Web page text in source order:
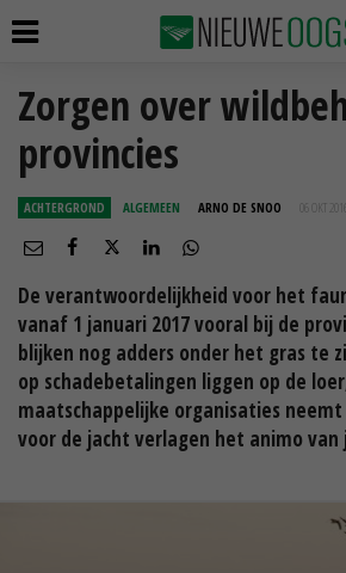
Zorgen over
provincies
ACHTERGROND ALGEMEEN ARNO DE SNOO 06 OKT
De verantwoordelijkheid voor het
vanaf 1 januari 2017 vooral bij de
blijken nog adders onder het gras te
op schadebetalingen liggen op de
maatschappelijke organisaties
voor de jacht verlagen het animo van